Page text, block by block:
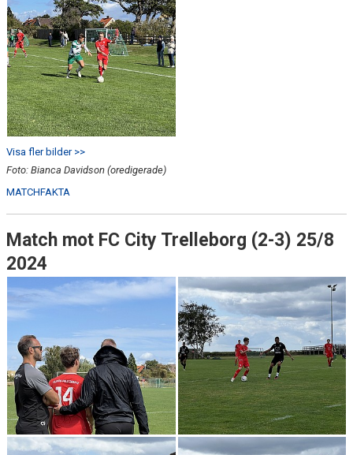
Visa fler bilder >>
Foto: Bianca Davidson (oredigerade)
MATCHFAKTA
Match mot FC City Trelleborg (2-3) 25/8
2024